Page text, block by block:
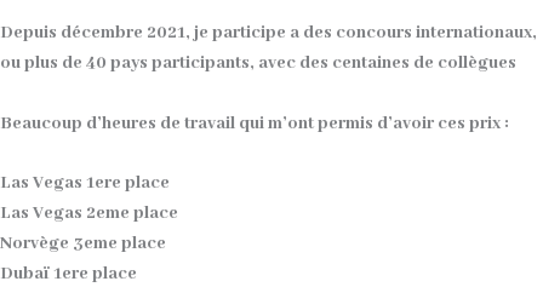
Depuis décembre 2021, je participe a des concours internationaux,
ou plus de 40 pays participants, avec des centaines de collègues
Beaucoup d’heures de travail qui m’ont permis d’avoir ces prix :
Las Vegas 1ere place
Las Vegas 2eme place
Norvège 3eme place
Dubaï 1ere place